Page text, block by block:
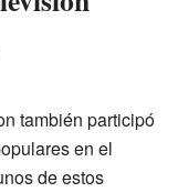
también participó
en el
de estos